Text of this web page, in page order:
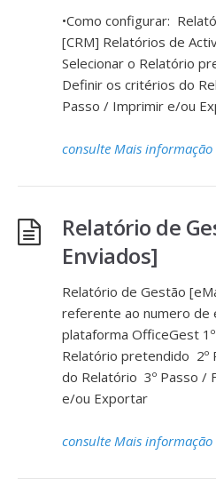
•Como configurar:
[CRM] Relatórios de
Selecionar o Relatório
Definir os critérios do
Passo / Imprimir e/ou
consulte Mais informação
Relatório de
Enviados]
Relatório de Gestão
referente ao numero de
plataforma OfficeGest
Relatório pretendido 2º
do Relatório 3º Passo /
e/ou Exportar
consulte Mais informação